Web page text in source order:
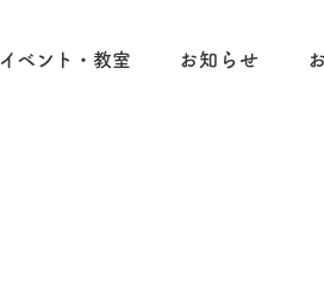
イベント・教室 お知らせ